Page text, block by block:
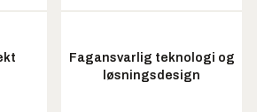
Fagansvarlig teknologi og
løsningsdesign